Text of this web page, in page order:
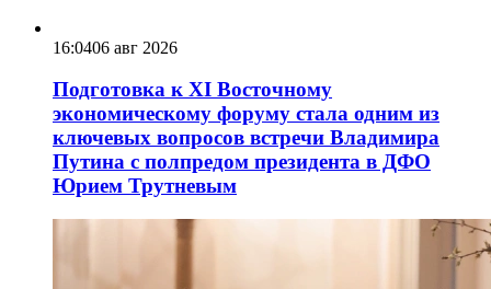
16:0406 авг 2026
Подготовка к XI Восточному
экономическому форуму стала одним из
ключевых вопросов встречи Владимира
Путина с полпредом президента в ДФО
Юрием Трутневым